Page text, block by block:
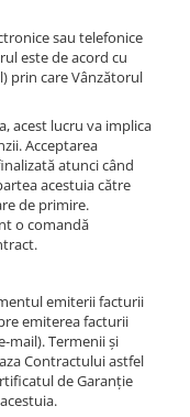
sau telefonice
este de acord cu
prin care Vânzătorul
acest lucru va implica
Acceptarea
atunci când
acestuia către
de primire.
o comandă
emiterii facturii
emiterea facturii
mail). Termenii şi
Contractului astfel
de Garanţie